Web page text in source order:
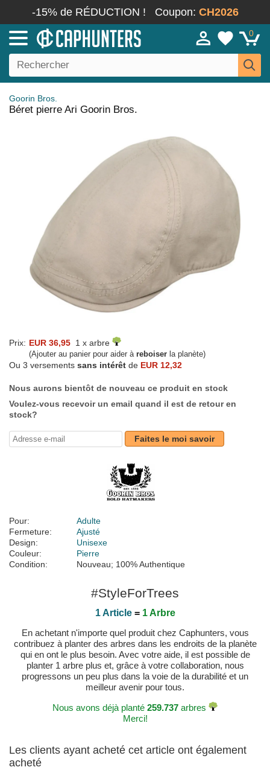
-15% de RÉDUCTION ! Coupon: CH2026
0
Goorin Bros.
Béret pierre Ari Goorin Bros.
Prix: EUR 36,95 1 x arbre
(Ajouter au panier pour aider à reboiser la planète)
Ou 3 versements sans intérêt de EUR 12,32
Nous aurons bientôt de nouveau ce produit en stock
Voulez-vous recevoir un email quand il est de retour en
stock?
Faites le moi savoir
Pour:
Adulte
Fermeture:
Ajusté
Design:
Unisexe
Couleur:
Pierre
Condition:
Nouveau; 100% Authentique
#StyleForTrees
1 Article= 1 Arbre
En achetant n'importe quel produit chez Caphunters, vous
contribuez à planter des arbres dans les endroits de la planète
qui en ont le plus besoin. Avec votre aide, il est possible de
planter 1 arbre plus et, grâce à votre collaboration, nous
progressons un peu plus dans la voie de la durabilité et un
meilleur avenir pour tous.
Nous avons déjà planté 259.737 arbres
Merci!
Les clients ayant acheté cet article ont également
acheté